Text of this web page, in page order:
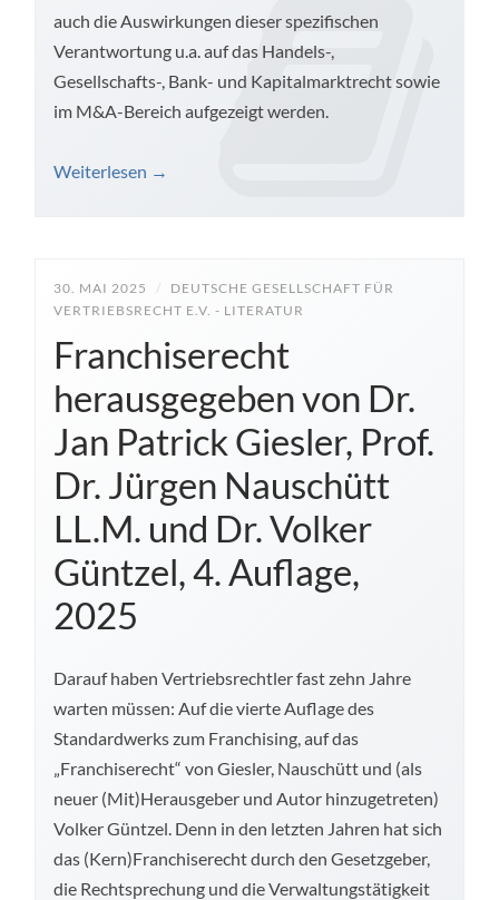
auch die Auswirkungen dieser spezifischen
Verantwortung u.a. auf das Handels-,
Gesellschafts-, Bank- und Kapitalmarktrecht sowie
im M&A-Bereich aufgezeigt werden.
Weiterlesen →
30. MAI 2025 /
DEUTSCHE GESELLSCHAFT FÜR
VERTRIEBSRECHT E.V. - LITERATUR
Franchiserecht
herausgegeben von Dr.
Jan Patrick Giesler, Prof.
Dr. Jürgen Nauschütt
LL.M. und Dr. Volker
Güntzel, 4. Auflage,
2025
Darauf haben Vertriebsrechtler fast zehn Jahre
warten müssen: Auf die vierte Auflage des
Standardwerks zum Franchising, auf das
„Franchiserecht“ von Giesler, Nauschütt und (als
neuer (Mit)Herausgeber und Autor hinzugetreten)
Volker Güntzel. Denn in den letzten Jahren hat sich
das (Kern)Franchiserecht durch den Gesetzgeber,
die Rechtsprechung und die Verwaltungstätigkeit